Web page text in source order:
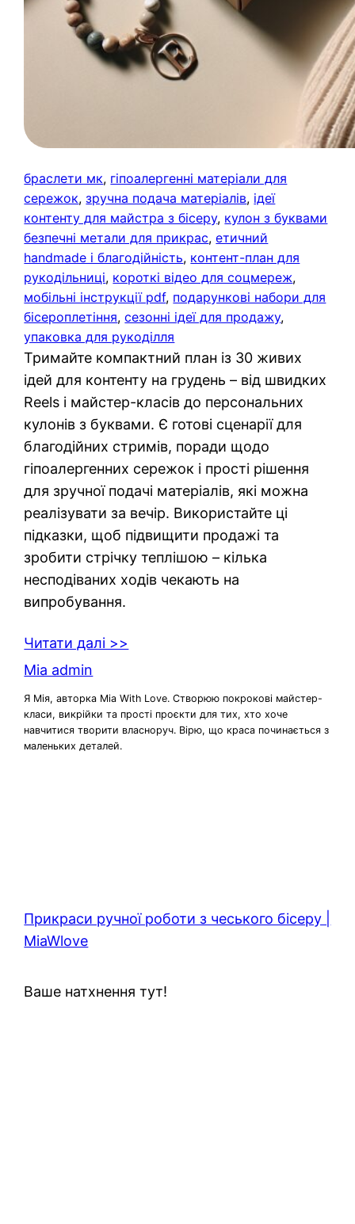
браслети мк, гіпоалергенні матеріали для
сережок, зручна подача матеріалів, ідеї
контенту для майстра з бісеру, кулон з буквами
безпечні метали для прикрас, етичний
handmade і благодійність, контент-план для
рукодільниці, короткі відео для соцмереж
мобільні інструкції pdf, подарункові набори для
бісероплетіння, сезонні ідеї для продажу
упаковка для рукоділля
Тримайте компактний план із 30 живих
ідей для контенту на грудень – від швидких
Reels і майстер-класів до персональних
кулонів з буквами. Є готові сценарії для
благодійних стримів, поради щодо
гіпоалергенних сережок і прості рішення
для зручної подачі матеріалів, які можна
реалізувати за вечір. Використайте ці
підказки, щоб підвищити продажі та
зробити стрічку теплішою – кілька
несподіваних ходів чекають на
випробування.
Читати далі >>
Mia admin
Я Мія, авторка Mia With Love. Створюю покрокові майстер-
класи, викрійки та прості проєкти для тих, хто хоче
навчитися творити власноруч. Вірю, що краса починається з
маленьких деталей.
Прикраси ручної роботи з чеського бісеру |
MiaWlove
Ваше натхнення тут!